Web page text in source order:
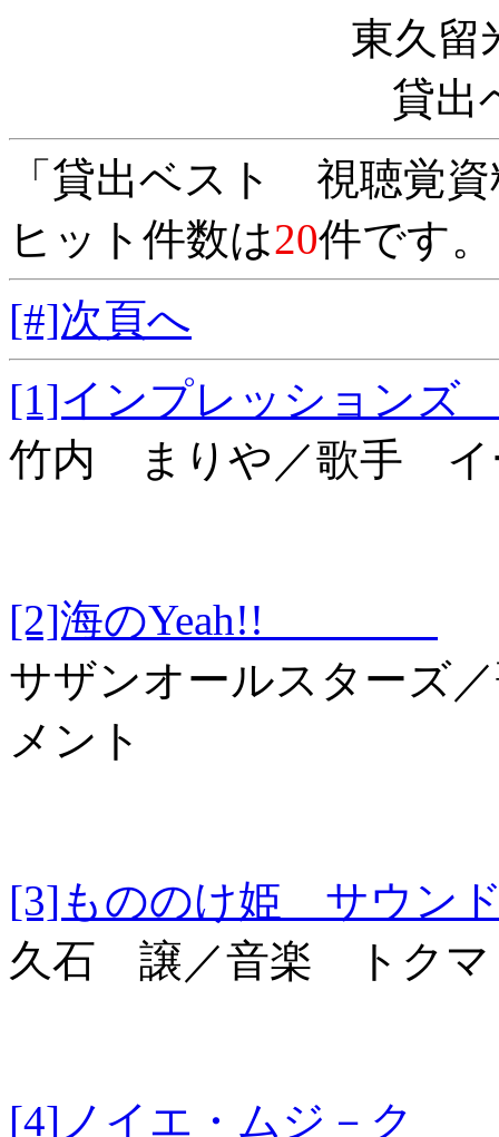
東久留
貸出
「貸出ベスト 視聴覚
ヒット件数は20件です
[#]次頁へ
[1]インプレッシ
竹内 まりや／歌手 イ
[2]海のYeah!!
サザンオールスターズ
メント
[3]もののけ姫 サ
久石 譲／音楽 トクマ
[4]ノイエ・ムジ